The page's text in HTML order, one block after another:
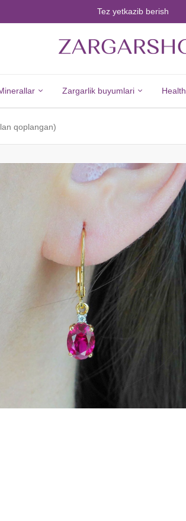
Tez yetkazib berish
Barcha
Sitrin
Zargarlik buyumlari
Barcha
Zargarlik
Yangi
Tovarlar
Uzuklar
Ziraklar
Chanes
Kulonlar
Marjonlarni
To'plamlar
Sotish
Health
qoplangan)